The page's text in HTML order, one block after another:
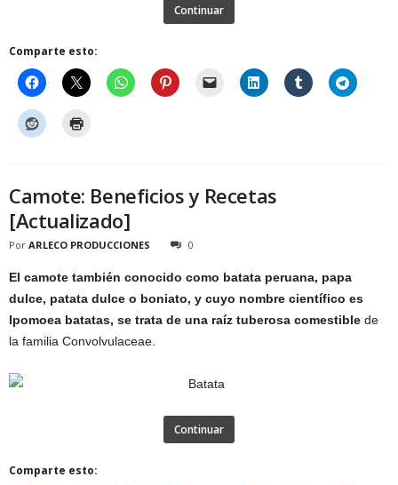
Continuar
Comparte esto:
Camote: Beneficios y Recetas
[Actualizado]
Por ARLECO PRODUCCIONES 0
El camote también conocido como batata peruana, papa
dulce, patata dulce o boniato, y cuyo nombre científico es
Ipomoea batatas, se trata de una raíz tuberosa comestible de
la familia Convolvulaceae.
Continuar
Comparte esto: